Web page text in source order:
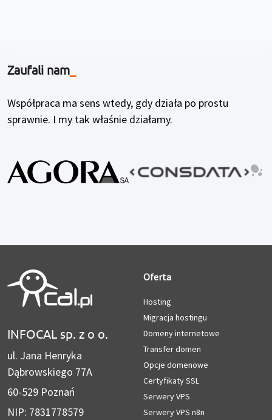
Zaufali nam
Współpraca ma sens wtedy, gdy działa po prostu
sprawnie. I my tak właśnie działamy.
INFOCAL sp. z o o.
ul. Jana Henryka
Dąbrowskiego 77A
60-529 Poznań
NIP: 7831778579
Oferta
Hosting
Migracja hostingu
Domeny internetowe
Transfer domen
Opcje domenowe
Certyfikaty SSL
Serwery VPS
Serwery VPS n8n